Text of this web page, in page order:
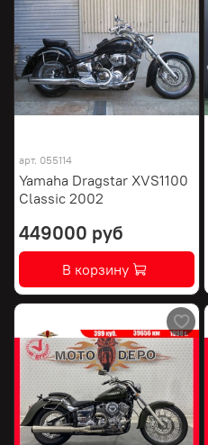
арт. 055114
Yamaha Dragstar XVS1100
Classic 2002
449000 руб
В корзину